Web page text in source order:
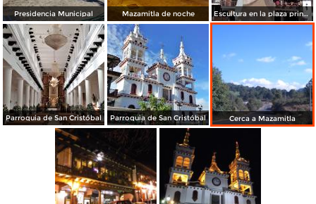
Presidencia Municipal Mazamitla de noche Escultura en la plaza principal.
Parroquia de San Cristóbal Parroquia de San Cristóbal Cerca a Mazamitla